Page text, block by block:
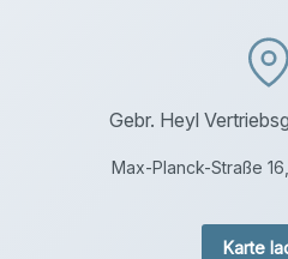
Gebr. Heyl
Max-Planck-Straße
Karte